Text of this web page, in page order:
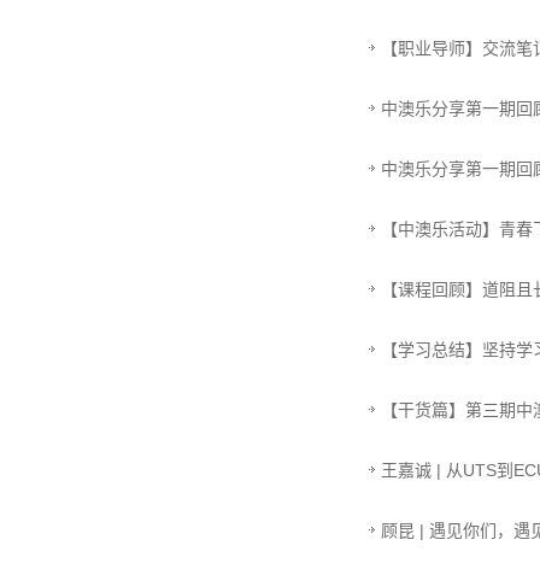
【职业导师】交流
中澳乐分享第一期
中澳乐分享第一期
【中澳乐活动】青
【课程回顾】道阻
【学习总结】坚持
【干货篇】第三期
王嘉诚 | 从UTS到
顾昆 | 遇见你们，遇